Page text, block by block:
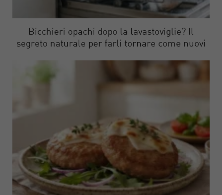
Bicchieri opachi dopo la lavastoviglie? Il
segreto naturale per farli tornare come nuovi